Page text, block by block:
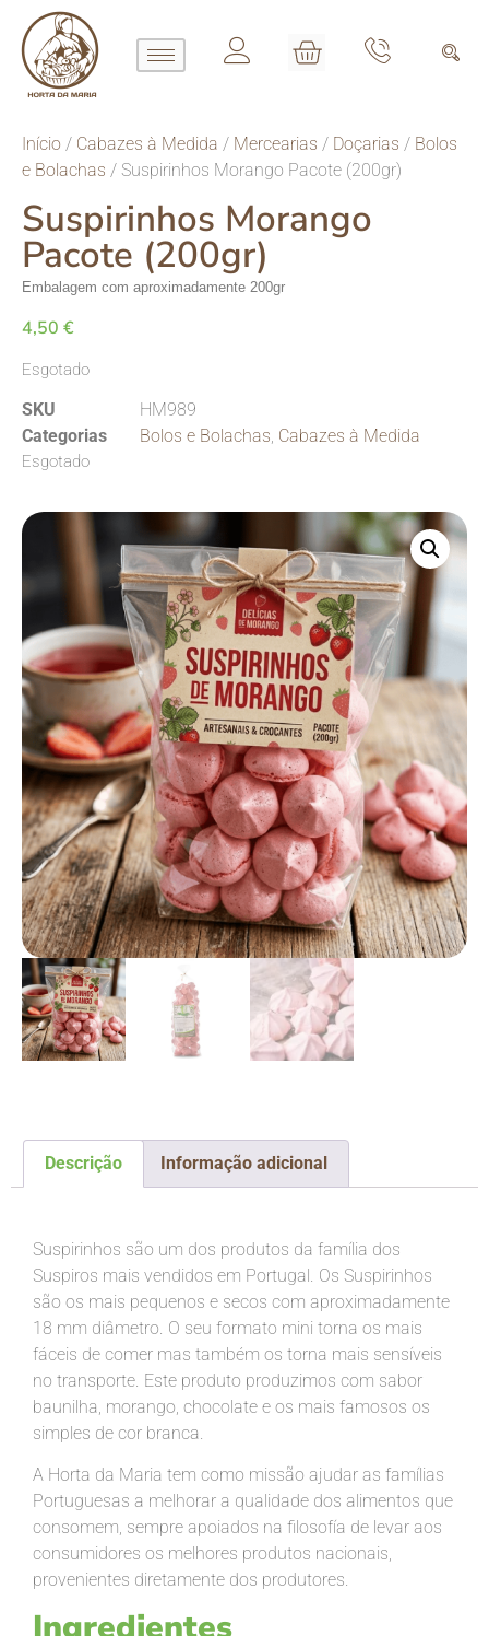
Início / Cabazes à Medida / Mercearias / Doçarias / Bolos
e Bolachas / Suspirinhos Morango Pacote (200gr)
Suspirinhos Morango
Pacote (200gr)
Embalagem com aproximadamente 200gr
4,50 €
Esgotado
SKU
HM989
Categorias
Bolos e Bolachas, Cabazes à Medida
Esgotado
Descrição Informação adicional
Suspirinhos são um dos produtos da família dos
Suspiros mais vendidos em Portugal. Os Suspirinhos
são os mais pequenos e secos com aproximadamente
18 mm diâmetro. O seu formato mini torna os mais
fáceis de comer mas também os torna mais sensíveis
no transporte. Este produto produzimos com sabor
baunilha, morango, chocolate e os mais famosos os
simples de cor branca.
A Horta da Maria tem como missão ajudar as famílias
Portuguesas a melhorar a qualidade dos alimentos que
consomem, sempre apoiados na filosofía de levar aos
consumidores os melhores produtos nacionais,
provenientes diretamente dos produtores.